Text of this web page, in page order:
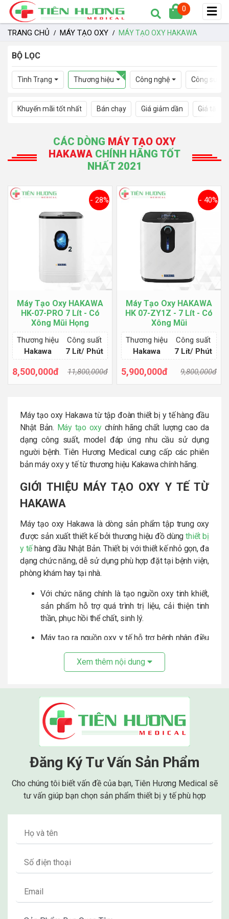
0
TRANG CHỦ MÁY TẠO OXY MÁY TẠO OXY HAKAWA
BỘ LỌC
Tình Trạng Thương hiệu Công nghệ Công suất
Khuyến mãi tốt nhất Bán chạy Giá giảm dần Giá tăng
CÁC DÒNG MÁY TẠO OXY
HAKAWA CHÍNH HÃNG TỐT
NHẤT 2021
- 28%
Máy Tạo Oxy HAKAWA
HK-07-PRO 7 Lít - Có
Xông Mũi Họng
Thương hiệu
Hakawa
Công suất
7 Lít/ Phút
8,500,000đ 11,800,000đ
- 40%
Máy Tạo Oxy HAKAWA
HK 07-ZY1Z - 7 Lít - Có
Xông Mũi
Thương hiệu
Hakawa
Công suất
7 Lít/ Phút
5,900,000đ 9,800,000đ
Máy tạo oxy Hakawa từ tập đoàn thiết bị y tế hàng đầu
Nhật Bản. Máy tạo oxychính hãng chất lượng cao da
dạng công suất, model đáp ứng nhu cầu sử dụng
người bệnh. Tiên Hương Medical cung cấp các phiên
bản máy oxy y tế từ thương hiệu Kakawa chính hãng.
GIỚI THIỆU MÁY TẠO OXY Y TẾ TỪ
HAKAWA
Máy tạo oxy Hakawa là dòng sản phẩm tập trung oxy
được sản xuất thiết kế bởi thương hiệu đồ dùngthiết bị
y tếhàng đầu Nhật Bản. Thiết bị với thiết kế nhỏ gọn, đa
dạng chức năng, dễ sử dụng phù hợp đặt tại bệnh viện,
phòng khám hay tại nhà.
Với chức năng chính là tạo nguồn oxy tinh khiết,
sản phẩm hỗ trợ quá trình trị liệu, cải thiện tinh
thần, phục hồi thể chất, sinh lý.
Máy tạo ra nguồn oxy y tế hỗ trợ bệnh nhân điều
trị bệnh về đường hô hấp như là ho, hen suyễn,
viêm phế quản, viêm phổi, phổi tắc nghẽn mãn
Thiết kế được sản xuất theo công nghệ hiện đại
tạo ra nguồn oxy chất lượng cao sau khi lọc và
loại bỏ tạp chất. Sản phẩm cũng được thiết kể
kiểu dáng hiện đại, chức năng thông minh, sử
Xem thêm nội dung
Đăng Ký Tư Vấn Sản Phẩm
Cho chúng tôi biết vấn đề của bạn, Tiên Hương Medical sẽ
tư vấn giúp bạn chọn sản phẩm thiết bị y tế phù hợp